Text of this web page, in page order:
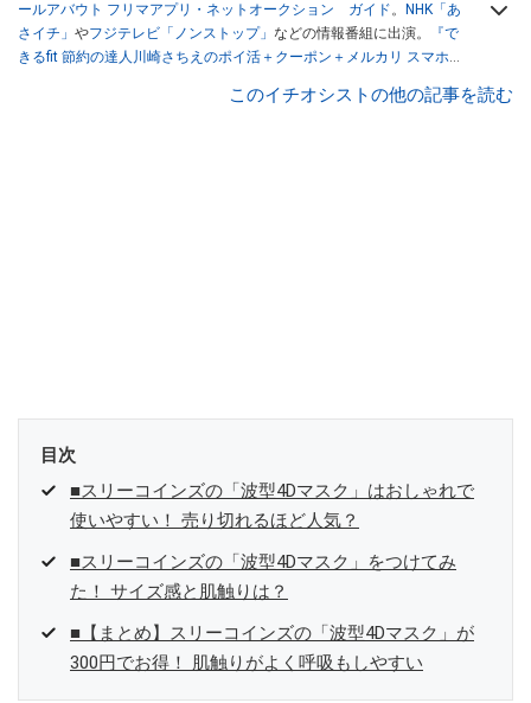
ールアバウト フリマアプリ・ネットオークション ガイド。
NHK「あ
さイチ」 やフジテレビ「ノンストップ」 などの情報番組に出演。
『で
きるfit 節約の達人川崎さちえのポイ活＋クーポン＋メルカリ スマホで
スマホ1つでスキマ時間に効率的に稼ぐ！』（翔泳社刊） ほか著書多
このイチオシストの他の記事を読む
目次
■スリーコインズの「波型4Dマスク」はおしゃれで
使いやすい！ 売り切れるほど人気？
■スリーコインズの「波型4Dマスク」をつけてみ
た！ サイズ感と肌触りは？
■【まとめ】スリーコインズの「波型4Dマスク」が
300円でお得！ 肌触りがよく呼吸もしやすい